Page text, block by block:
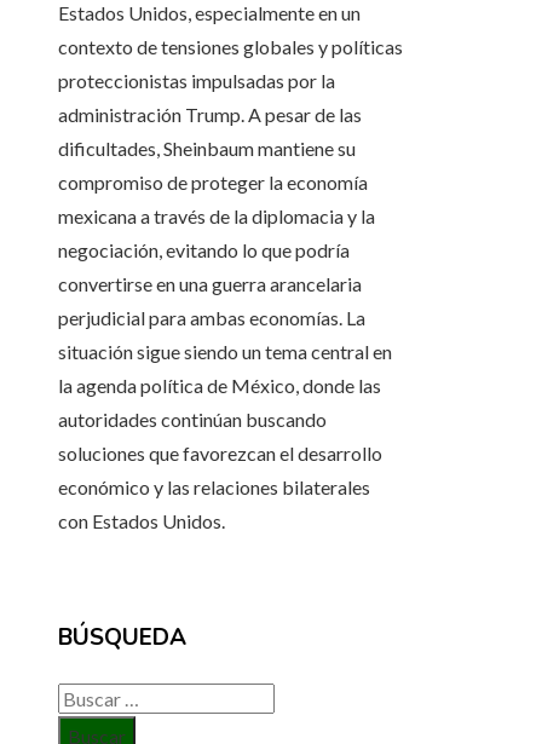
Estados Unidos, especialmente en un
contexto de tensiones globales y políticas
proteccionistas impulsadas por la
administración Trump. A pesar de las
dificultades, Sheinbaum mantiene su
compromiso de proteger la economía
mexicana a través de la diplomacia y la
negociación, evitando lo que podría
convertirse en una guerra arancelaria
perjudicial para ambas economías. La
situación sigue siendo un tema central en
la agenda política de México, donde las
autoridades continúan buscando
soluciones que favorezcan el desarrollo
económico y las relaciones bilaterales
con Estados Unidos.
BÚSQUEDA
Buscar: